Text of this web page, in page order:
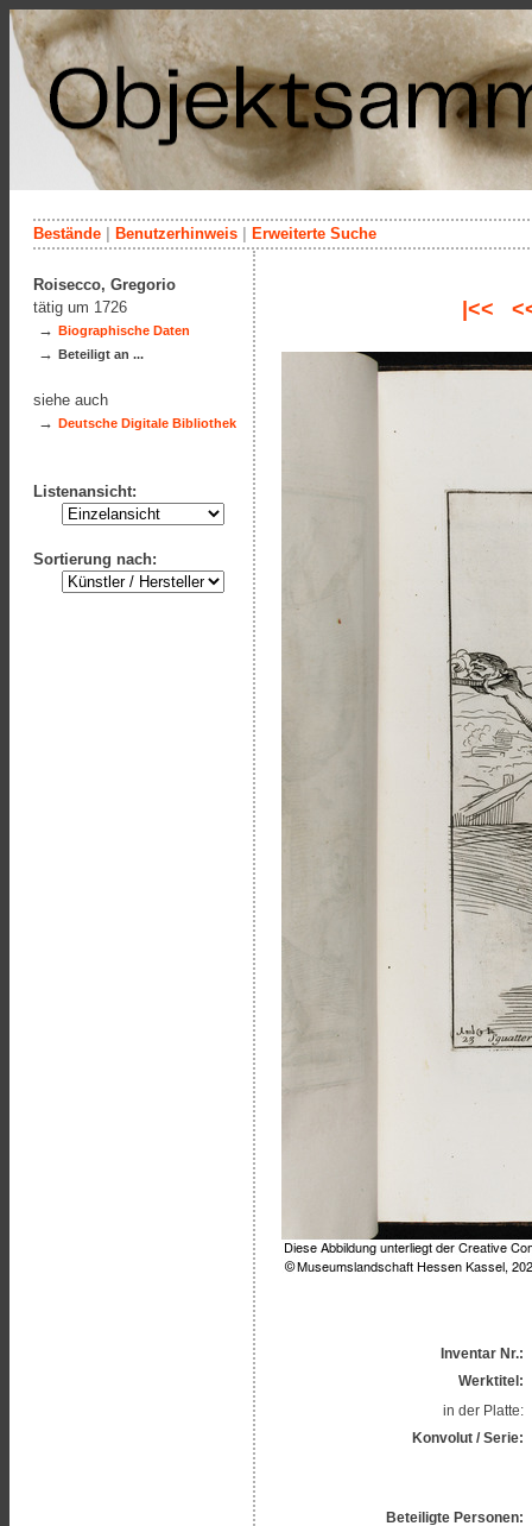
Bestände Benutzerhinweis Erweiterte Suche
|<<
Inventar Nr.:
Werktitel:
in der Platte:
Konvolut / Serie:
Beteiligte Personen:
Roisecco, Gregorio
tätig um 1726
→ Biographische Daten
→ Beteiligt an ...
siehe auch
→ Deutsche Digitale Bibliothek
Listenansicht:
Sortierung nach: